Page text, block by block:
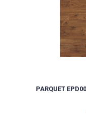
PARQUET